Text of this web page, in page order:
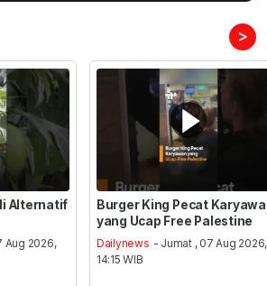
>
Alternatif
Aug 2026,
Burger King Pecat
yang Ucap Free Palestine
Dailynews - Jumat , 07 Aug 2026,
14:15 WIB